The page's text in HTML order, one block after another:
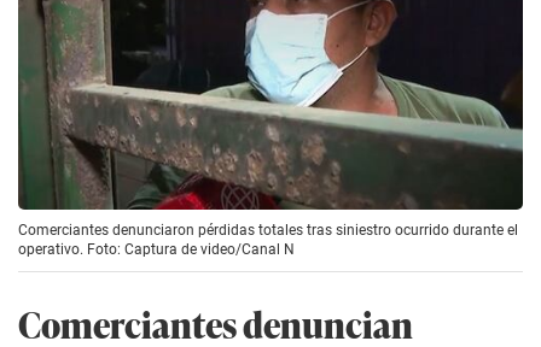
Comerciantes denunciaron pérdidas totales tras siniestro ocurrido durante el
operativo. Foto: Captura de video/Canal N
Comerciantes denuncian